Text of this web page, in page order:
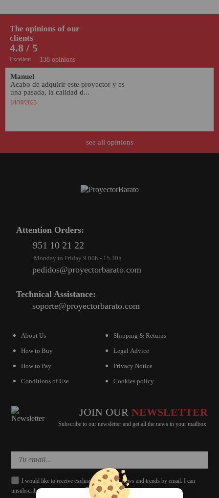
138 opinions
4.8 / 5
Excellent
The opinions of our
clients
Manuel
Acabo de adquirir este proyector y es
una pasada, la calidad d...
18/10/2023
see all opinions
Attention Orders:
951 10 21 22
Monday to Friday 9.00h - 15.30h
pedidos@proyectorbarato.com
Technical Assistance:
soporte@proyectorbarato.com
About Us
How to Buy
How to Pay
Conditions of Use
Shipping & Returns
Legal Advice
Privacy Notice
Cookies policy
JOIN OUR NEWSLETTER
Subscribe to our newsletter and get all the news in your mailbox.
I would like to receive exclusive discounts, news and trends by email. I can
unsubscribe whenever I want.